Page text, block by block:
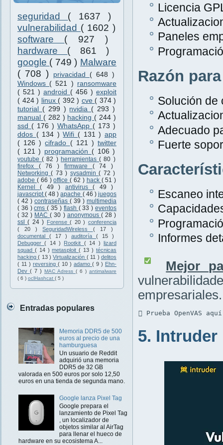
seguridad ( 1637 )
vulnerabilidad ( 1602 )
software ( 927 )
hardware ( 861 )
google ( 749 ) Malware
( 708 )
privacidad ( 648 )
Windows ( 521 ) ransomware
( 521 ) android ( 456 ) exploit
( 424 ) linux ( 392 ) cve ( 374 )
tutorial ( 299 ) nvidia ( 293 )
manual ( 282 ) hacking ( 244 )
ssd ( 176 ) WhatsApp ( 173 )
ddos ( 134 )Wifi ( 131 ) app
( 126 )cifrado ( 121 )twitter
( 121 ) programación ( 106 )
youtube( 82 ) herramientas( 80 )
firefox ( 76 ) firmware ( 74 )
Networking( 73 ) sysadmin( 72 )
adobe ( 66 )office( 62 ) hack ( 51 )
Kernel( 49 ) antivirus( 49 )
javascript( 48 )apache ( 46 ) juegos
( 42 ) contraseñas ( 39 ) multimedia
( 36 )cms( 35 ) flash ( 33 )eventos
( 32 ) MAC( 30 ) anonymous ( 28 )
ssl( 24 ) Forense( 20 ) conferencia
( 20 )SeguridadWireless ( 17 )
documental ( 17 ) auditoría ( 15 )
Debugger( 14 ) Rootkit ( 14 ) lizard
squad ( 14 )metasploit( 13 ) técnicas
hacking( 13 )Virtualización ( 11 ) delitos
( 11 ) reversing ( 10 ) adamo ( 9 ) Ehn-
Dev ( 7 ) MAC Adress ( 6 ) antimalware
( 6 ) oclHashcat ( 5 )
Entradas populares
Memoria DDR5 de 500
euros al precio de una
hamburguesa
Un usuario de Reddit
adquirió una memoria
DDR5 de 32 GB
valorada en 500 euros por solo 12,50
euros en una tienda de segunda mano.
Google lanza Pixel Tag
Google prepara el
lanzamiento de Pixel Tag
, un localizador de
objetos similar al AirTag
para llenar el hueco de
hardware en su ecosistema A...
Licencia
Paneles
Razón
Solución de
Adecuado
Fuerte
Escaneo
Informes
Mejor
empresariales.
 Prueba OpenVAS
5. Intruder